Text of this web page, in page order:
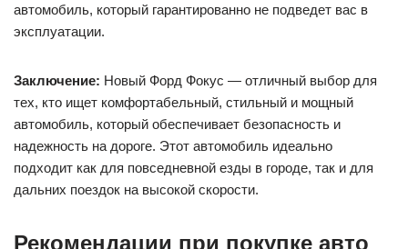
автомобиль, который гарантированно не подведет вас в
эксплуатации.
Заключение: Новый Форд Фокус — отличный выбор для
тех, кто ищет комфортабельный, стильный и мощный
автомобиль, который обеспечивает безопасность и
надежность на дороге. Этот автомобиль идеально
подходит как для повседневной езды в городе, так и для
дальних поездок на высокой скорости.
Рекомендации при покупке авто